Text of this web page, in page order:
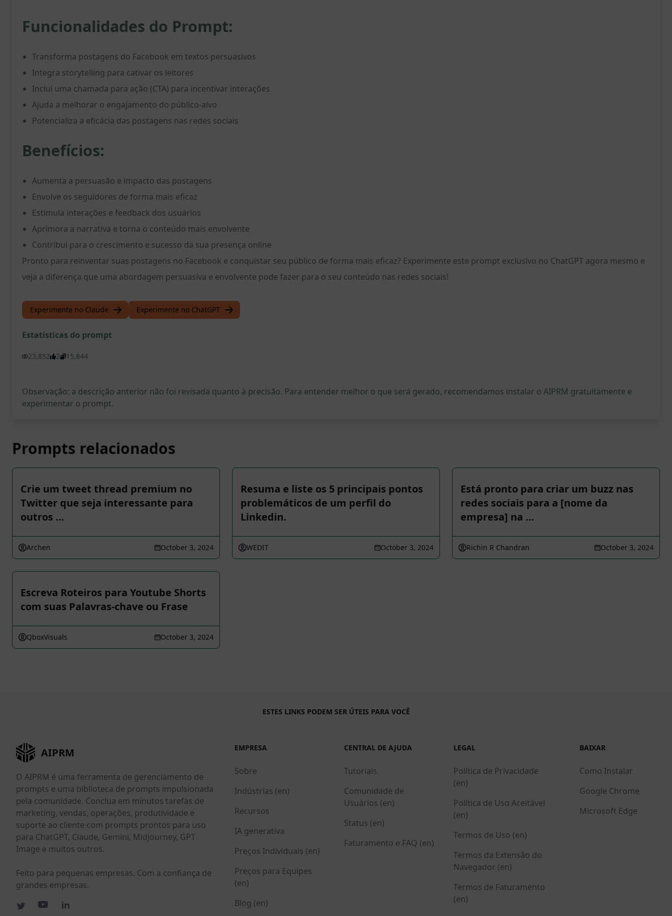
Funcionalidades do Prompt:
Transforma postagens do Facebook em textos persuasivos
Integra storytelling para cativar os leitores
Inclui uma chamada para ação (CTA) para incentivar interações
Ajuda a melhorar o engajamento do público-alvo
Potencializa a eficácia das postagens nas redes sociais
Benefícios:
Aumenta a persuasão e impacto das postagens
Envolve os seguidores de forma mais eficaz
Estimula interações e feedback dos usuários
Aprimora a narrativa e torna o conteúdo mais envolvente
Contribui para o crescimento e sucesso da sua presença online
Pronto para reinventar suas postagens no Facebook e conquistar seu público de forma mais eficaz? Experimente este prompt exclusivo no ChatGPT agora mesmo e
veja a diferença que uma abordagem persuasiva e envolvente pode fazer para o seu conteúdo nas redes sociais!
Experimente no Claude Experimente no ChatGPT
Estatísticas do prompt
23,852 2 15,844
Observação: a descrição anterior não foi revisada quanto à precisão. Para entender melhor o que será gerado, recomendamos instalar o AIPRM gratuitamente e
experimentar o prompt.
Prompts relacionados
Crie um tweet thread premium no
Twitter que seja interessante para
outros …
Archen October 3, 2024
Resuma e liste os 5 principais pontos
problemáticos de um perfil do
Linkedin.
WEDIT October 3, 2024
Está pronto para criar um buzz nas
redes sociais para a [nome da
empresa] na …
Richin R Chandran October 3, 2024
Escreva Roteiros para Youtube Shorts
com suas Palavras-chave ou Frase
QboxVisuals October 3, 2024
ESTES LINKS PODEM SER ÚTEIS PARA VOCÊ
AIPRM
O AIPRM é uma ferramenta de gerenciamento de
prompts e uma biblioteca de prompts impulsionada
pela comunidade. Conclua em minutos tarefas de
marketing, vendas, operações, produtividade e
suporte ao cliente com prompts prontos para uso
para ChatGPT, Claude, Gemini, Midjourney, GPT
Image e muitos outros.
Feito para pequenas empresas. Com a confiança de
grandes empresas.
EMPRESA
Sobre
Indústrias (en)
Recursos
IA generativa
Preços Individuais (en)
Preços para Equipes
(en)
Blog (en)
CENTRAL DE AJUDA
Tutoriais
Comunidade de
Usuários (en)
Status (en)
Faturamento e FAQ (en)
LEGAL
Política de Privacidade
(en)
Política de Uso Aceitável
(en)
Termos de Uso (en)
Termos da Extensão do
Navegador (en)
Termos de Faturamento
(en)
BAIXAR
Como Instalar
Google Chrome
Microsoft Edge